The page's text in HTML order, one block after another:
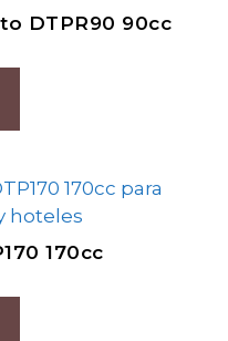
DTPR90 90cc
170cc